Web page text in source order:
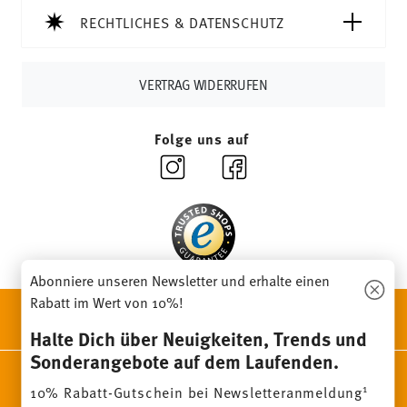
sobald Ihr Paket auf die Reise geht.
Lieferzeit innerhalb Deutschlands:3-5 Werktage für
hier einsehen.
RECHTLICHES & DATENSCHUTZ
VERTRAG WIDERRUFEN
Folge uns auf
ENTDECKE UNSERE MARKEN
Design & Funktionalität für Dein Zuhause
AGB
Cookie-Einwilligung ändern
Abonniere unseren Newsletter und erhalte einen
Rabatt im Wert von 10%!
Halte Dich über Neuigkeiten, Trends und
Sonderangebote auf dem Laufenden.
10% Rabatt-Gutschein bei Newsletteranmeldung1